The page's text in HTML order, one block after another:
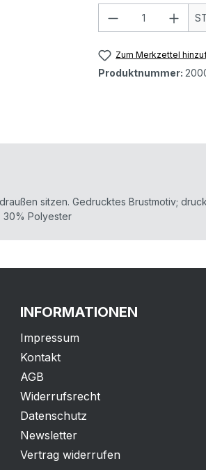
Zum Merkzettel
Produktnummer:
sitzen. Gedrucktes Brustmotiv;
30% Polyester
INFORMATIONEN
Impressum
Kontakt
AGB
Widerrufsrecht
Datenschutz
Newsletter
Vertrag widerrufen